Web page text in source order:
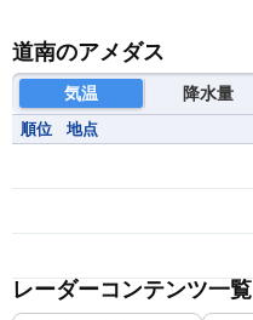
道南のアメダス
気温 降水量
順位 地点
レーダーコンテンツ一覧